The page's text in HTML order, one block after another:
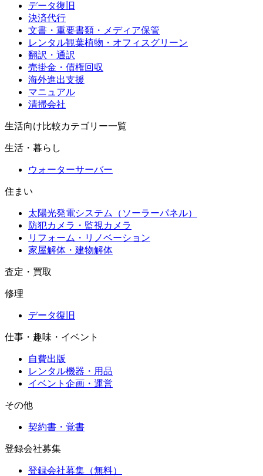
データ復旧
決済代行
文書・重要書類・メディア保管
レンタル観葉植物・オフィスグリーン
翻訳・通訳
売掛金・債権回収
海外進出支援
マニュアル
清掃会社
生活向け比較カテゴリー一覧
生活・暮らし
ウォーターサーバー
住まい
太陽光発電システム（ソーラーパネル）
防犯カメラ・監視カメラ
リフォーム・リノベーション
家屋解体・建物解体
査定・買取
修理
データ復旧
仕事・趣味・イベント
自費出版
レンタル機器・用品
イベント企画・運営
その他
契約書・覚書
登録会社募集
登録会社募集（無料）